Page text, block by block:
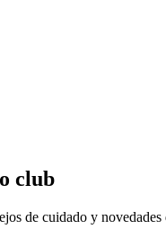
club
de cuidado y